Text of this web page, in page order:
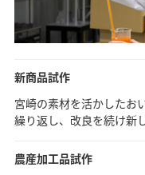
新商品試作
宮崎の素材を活かしたお
繰り返し、改良を続け新
農産加工品試作